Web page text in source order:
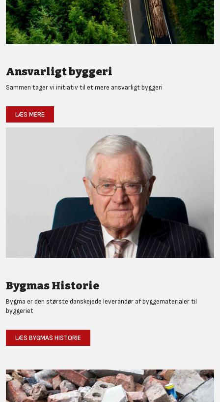
Ansvarligt byggeri
Sammen tager vi initiativ til et mere ansvarligt byggeri
LÆS MERE
Bygmas Historie
Bygma er den største danskejede leverandør af byggematerialer til
byggeriet
LÆS BYGMAS HISTORIE